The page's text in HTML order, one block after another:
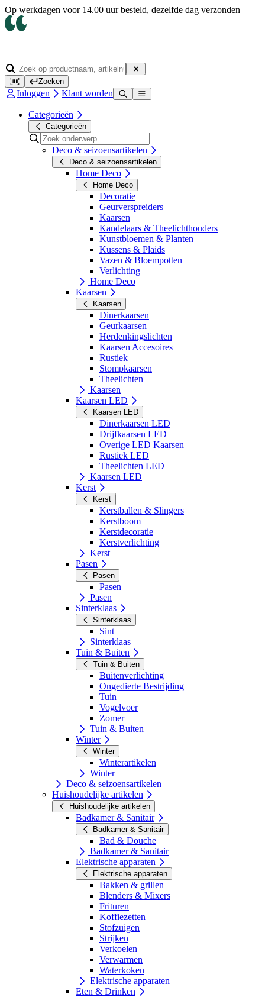
Op werkdagen voor 14.00 uur besteld, dezelfde dag verzonden
Zoeken
Inloggen Klant worden
Categorieën
Categorieën
Deco & seizoensartikelen
Deco & seizoensartikelen
Home Deco
Home Deco
Decoratie
Geurverspreiders
Kaarsen
Kandelaars & Theelichthouders
Kunstbloemen & Planten
Kussens & Plaids
Vazen & Bloempotten
Verlichting
Home Deco
Kaarsen
Kaarsen
Dinerkaarsen
Geurkaarsen
Herdenkingslichten
Kaarsen Accesoires
Rustiek
Stompkaarsen
Theelichten
Kaarsen
Kaarsen LED
Kaarsen LED
Dinerkaarsen LED
Drijfkaarsen LED
Overige LED Kaarsen
Rustiek LED
Theelichten LED
Kaarsen LED
Kerst
Kerst
Kerstballen & Slingers
Kerstboom
Kerstdecoratie
Kerstverlichting
Kerst
Pasen
Pasen
Pasen
Pasen
Sinterklaas
Sinterklaas
Sint
Sinterklaas
Tuin & Buiten
Tuin & Buiten
Buitenverlichting
Ongedierte Bestrijding
Tuin
Vogelvoer
Zomer
Tuin & Buiten
Winter
Winter
Winterartikelen
Winter
Deco & seizoensartikelen
Huishoudelijke artikelen
Huishoudelijke artikelen
Badkamer & Sanitair
Badkamer & Sanitair
Bad & Douche
Badkamer & Sanitair
Elektrische apparaten
Elektrische apparaten
Bakken & grillen
Blenders & Mixers
Frituren
Koffiezetten
Stofzuigen
Strijken
Verkoelen
Verwarmen
Waterkoken
Elektrische apparaten
Eten & Drinken